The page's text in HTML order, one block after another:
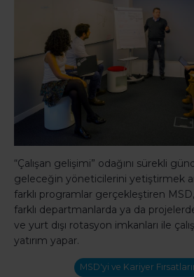
“Çalışan gelişimi” odağını sürekli
geleceğin yöneticilerini yetiştirmek
farklı programlar gerçekleştiren
farklı departmanlarda ya da
ve yurt dışı rotasyon imkanları ile
yatırım yapar.
MSD'yi ve Kariyer